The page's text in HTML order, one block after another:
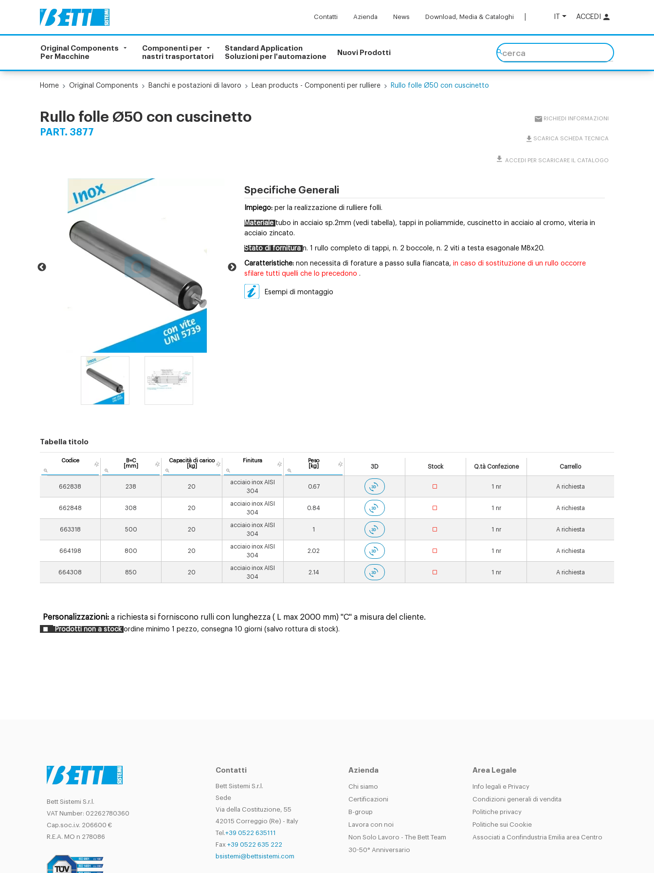
ACCEDI
Contatti Azienda News Download, Media & Cataloghi
Original Components
Per Macchine
Componenti per
nastri trasportatori
Standard Application
Soluzioni per l'automazione
Nuovi Prodotti cerca
Home Original Components Banchi e postazioni di lavoro Lean products - Componenti per rulliere Rullo folle Ø50 con cuscinetto
Rullo folle Ø50 con cuscinetto
PART. 3877
RICHIEDI INFORMAZIONI
SCARICA SCHEDA TECNICA
ACCEDI PER SCARICARE IL CATALOGO
Specifiche Generali
Impiego: per la realizzazione di rulliere folli.
Materiale tubo in acciaio sp.2mm (vedi tabella), tappi in poliammide, cuscinetto in acciaio al cromo, viteria in
acciaio zincato.
Stato di fornitura n. 1 rullo completo di tappi, n. 2 boccole, n. 2 viti a testa esagonale M8x20.
Caratteristiche: non necessita di forature a passo sulla fiancata, in caso di sostituzione di un rullo occorre
sfilare tutti quelli che lo precedono .
Esempi di montaggio
Tabella titolo
Codice
B=C
[mm]
Capacità di carico
[kg]
Finitura
Peso
[kg]
3D Stock Q.tà Confezione Carrello
662838 238 20
acciaio inox AISI
304
0.67 1 nr A richiesta
662848 308 20
acciaio inox AISI
304
0.84 1 nr A richiesta
663318 500 20
acciaio inox AISI
304
1 1 nr A richiesta
664198 800 20
acciaio inox AISI
304
2.02 1 nr A richiesta
664308 850 20
acciaio inox AISI
304
2.14 1 nr A richiesta
Personalizzazioni: a richiesta si forniscono rulli con lunghezza ( L max 2000 mm) "C" a misura del cliente.
Prodotti non a stockordine minimo 1 pezzo, consegna 10 giorni (salvo rottura di stock).
Bett Sistemi S.r.l.
VAT Number: 02262780360
Cap.soc.i.v. 206600 €
R.E.A. MO n 278086
Contatti
Bett Sistemi S.r.l.
Sede
Via della Costituzione, 55
42015 Correggio (Re) - Italy
Tel.+39 0522 635111
Fax +39 0522 635 222
bsistemi@bettsistemi.com
Azienda
Chi siamo
Certificazioni
B-group
Lavora con noi
Non Solo Lavoro - The Bett Team
30-50° Anniversario
Area Legale
Info legali e Privacy
Condizioni generali di vendita
Politiche privacy
Politiche sui Cookie
Associati a Confindustria Emilia area Centro